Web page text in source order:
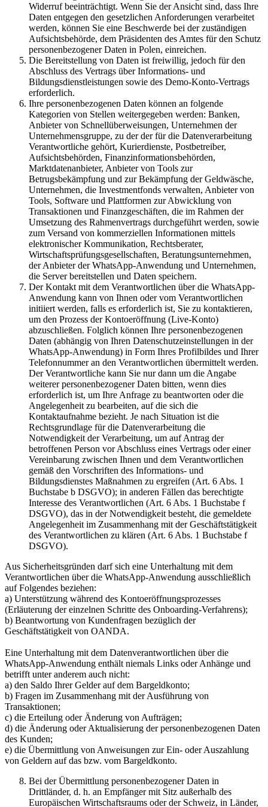
Widerruf beeinträchtigt. Wenn Sie der Ansicht sind, dass Ihre
Daten entgegen den gesetzlichen Anforderungen verarbeitet
werden, können Sie eine Beschwerde bei der zuständigen
Aufsichtsbehörde, dem Präsidenten des Amtes für den Schutz
personenbezogener Daten in Polen, einreichen.
Die Bereitstellung von Daten ist freiwillig, jedoch für den
Abschluss des Vertrags über Informations- und
Bildungsdienstleistungen sowie des Demo-Konto-Vertrags
erforderlich.
Ihre personenbezogenen Daten können an folgende
Kategorien von Stellen weitergegeben werden: Banken,
Anbieter von Schnellüberweisungen, Unternehmen der
Unternehmensgruppe, zu der der für die Datenverarbeitung
Verantwortliche gehört, Kurierdienste, Postbetreiber,
Aufsichtsbehörden, Finanzinformationsbehörden,
Marktdatenanbieter, Anbieter von Tools zur
Betrugsbekämpfung und zur Bekämpfung der Geldwäsche,
Unternehmen, die Investmentfonds verwalten, Anbieter von
Tools, Software und Plattformen zur Abwicklung von
Transaktionen und Finanzgeschäften, die im Rahmen der
Umsetzung des Rahmenvertrags durchgeführt werden, sowie
zum Versand von kommerziellen Informationen mittels
elektronischer Kommunikation, Rechtsberater,
Wirtschaftsprüfungsgesellschaften, Beratungsunternehmen,
der Anbieter der WhatsApp-Anwendung und Unternehmen,
die Server bereitstellen und Daten speichern.
Der Kontakt mit dem Verantwortlichen über die WhatsApp-
Anwendung kann von Ihnen oder vom Verantwortlichen
initiiert werden, falls es erforderlich ist, Sie zu kontaktieren,
um den Prozess der Kontoeröffnung (Live-Konto)
abzuschließen. Folglich können Ihre personenbezogenen
Daten (abhängig von Ihren Datenschutzeinstellungen in der
WhatsApp-Anwendung) in Form Ihres Profilbildes und Ihrer
Telefonnummer an den Verantwortlichen übermittelt werden.
Der Verantwortliche kann Sie nur dann um die Angabe
weiterer personenbezogener Daten bitten, wenn dies
erforderlich ist, um Ihre Anfrage zu beantworten oder die
Angelegenheit zu bearbeiten, auf die sich die
Kontaktaufnahme bezieht. Je nach Situation ist die
Rechtsgrundlage für die Datenverarbeitung die
Notwendigkeit der Verarbeitung, um auf Antrag der
betroffenen Person vor Abschluss eines Vertrags oder einer
Vereinbarung zwischen Ihnen und dem Verantwortlichen
gemäß den Vorschriften des Informations- und
Bildungsdienstes Maßnahmen zu ergreifen (Art. 6 Abs. 1
Buchstabe b DSGVO); in anderen Fällen das berechtigte
Interesse des Verantwortlichen (Art. 6 Abs. 1 Buchstabe f
DSGVO), das in der Notwendigkeit besteht, die gemeldete
Angelegenheit im Zusammenhang mit der Geschäftstätigkeit
des Verantwortlichen zu klären (Art. 6 Abs. 1 Buchstabe f
DSGVO).
Aus Sicherheitsgründen darf sich eine Unterhaltung mit dem
Verantwortlichen über die WhatsApp-Anwendung ausschließlich
auf Folgendes beziehen:
a) Unterstützung während des Kontoeröffnungsprozesses
(Erläuterung der einzelnen Schritte des Onboarding-Verfahrens);
b) Beantwortung von Kundenfragen bezüglich der
Geschäftstätigkeit von OANDA.
Eine Unterhaltung mit dem Datenverantwortlichen über die
WhatsApp-Anwendung enthält niemals Links oder Anhänge und
betrifft unter anderem auch nicht:
a) den Saldo Ihrer Gelder auf dem Bargeldkonto;
b) Fragen im Zusammenhang mit der Ausführung von
Transaktionen;
c) die Erteilung oder Änderung von Aufträgen;
d) die Änderung oder Aktualisierung der personenbezogenen Daten
des Kunden;
e) die Übermittlung von Anweisungen zur Ein- oder Auszahlung
von Geldern auf das bzw. vom Bargeldkonto.
Bei der Übermittlung personenbezogener Daten in
Drittländer, d. h. an Empfänger mit Sitz außerhalb des
Europäischen Wirtschaftsraums oder der Schweiz, in Länder,